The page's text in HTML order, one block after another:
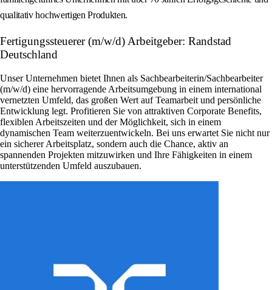
qualitativ hochwertigen Produkten.
Fertigungssteuerer (m/w/d) Arbeitgeber: Randstad
Deutschland
Unser Unternehmen bietet Ihnen als Sachbearbeiterin/Sachbearbeiter
(m/w/d) eine hervorragende Arbeitsumgebung in einem international
vernetzten Umfeld, das großen Wert auf Teamarbeit und persönliche
Entwicklung legt. Profitieren Sie von attraktiven Corporate Benefits,
flexiblen Arbeitszeiten und der Möglichkeit, sich in einem
dynamischen Team weiterzuentwickeln. Bei uns erwartet Sie nicht nur
ein sicherer Arbeitsplatz, sondern auch die Chance, aktiv an
spannenden Projekten mitzuwirken und Ihre Fähigkeiten in einem
unterstützenden Umfeld auszubauen.